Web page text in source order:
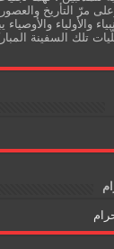
مرّ التأريخ
والأولياء
تلك السفينة